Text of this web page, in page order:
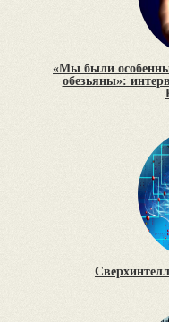
«Мы были
обезьяны»: